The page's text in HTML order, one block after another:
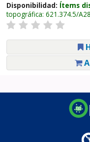
Disponibilidad: Ítems
topográfica: 621.374.5/